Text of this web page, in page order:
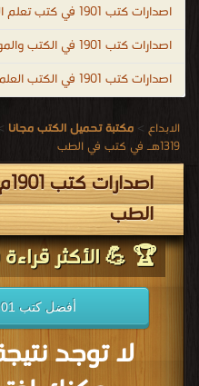
اصدارات كتب 1901 في كتب تعلم اللغات
اصدارات كتب 1901 في الكتب والموسوعات العامة
اصدارات كتب 1901 في الكتب العلمية
الابداع > مكتبة تحميل الكتب مجانا
1319هـ في كتب في الطب
الطب
🏆 💪 الأكثر قراءة في
أفضل كتب 1901 في كل المكتبة
لا توجد